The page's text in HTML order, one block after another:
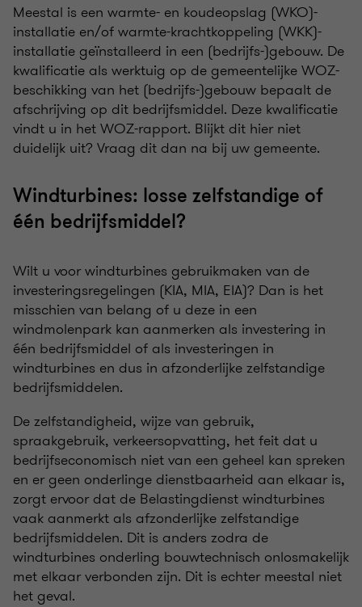
Meestal is een warmte- en koudeopslag (WKO)-
installatie en/of warmte-krachtkoppeling (WKK)-
installatie geïnstalleerd in een (bedrijfs-)gebouw. De
kwalificatie als werktuig op de gemeentelijke WOZ-
beschikking van het (bedrijfs-)gebouw bepaalt de
afschrijving op dit bedrijfsmiddel. Deze kwalificatie
vindt u in het WOZ-rapport. Blijkt dit hier niet
duidelijk uit? Vraag dit dan na bij uw gemeente.
Windturbines: losse zelfstandige of
één bedrijfsmiddel?
Wilt u voor windturbines gebruikmaken van de
investeringsregelingen (KIA, MIA, EIA)? Dan is het
misschien van belang of u deze in een
windmolenpark kan aanmerken als investering in
één bedrijfsmiddel of als investeringen in
windturbines en dus in afzonderlijke zelfstandige
bedrijfsmiddelen.
De zelfstandigheid, wijze van gebruik,
spraakgebruik, verkeersopvatting, het feit dat u
bedrijfseconomisch niet van een geheel kan spreken
en er geen onderlinge dienstbaarheid aan elkaar is,
zorgt ervoor dat de Belastingdienst windturbines
vaak aanmerkt als afzonderlijke zelfstandige
bedrijfsmiddelen. Dit is anders zodra de
windturbines onderling bouwtechnisch onlosmakelijk
met elkaar verbonden zijn. Dit is echter meestal niet
het geval.